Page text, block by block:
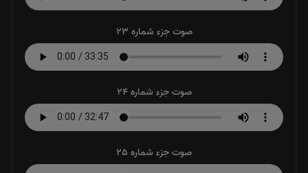
صوت جزء شماره 23
صوت جزء شماره 24
صوت جزء شماره 25